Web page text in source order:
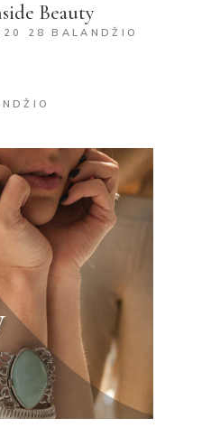
Beauty
28 BALANDŽIO